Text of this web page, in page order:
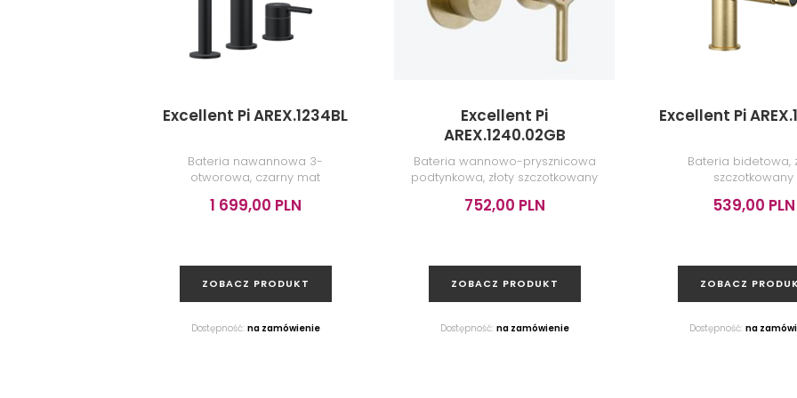
Excellent Pi AREX.1234BL
Bateria nawannowa 3-
otworowa, czarny mat
1 699,00 PLN
ZOBACZ PRODUKT
Dostępność: na zamówienie
Excellent Pi
AREX.1240.02GB
Bateria wannowo-prysznicowa
podtynkowa, złoty szczotkowany
752,00 PLN
ZOBACZ PRODUKT
Dostępność: na zamówienie
Excellent Pi
Bateria bidetowa,
szczotkowany
539,00 PLN
ZOBACZ
Dostępność: na